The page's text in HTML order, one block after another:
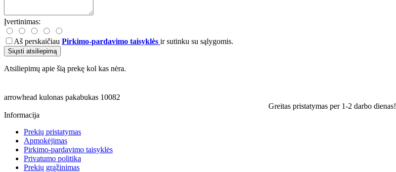
Įvertinimas:
Aš perskaičiau Pirkimo-pardavimo taisyklės ir sutinku su sąlygomis.
Siųsti atsiliepimą
Atsiliepimų apie šią prekę kol kas nėra.
arrowhead kulonas pakabukas 10082
Greitas pristatymas per 1-2 darbo dienas!
Informacija
Prekių pristatymas
Apmokėjimas
Pirkimo-pardavimo taisyklės
Privatumo politika
Prekių grąžinimas